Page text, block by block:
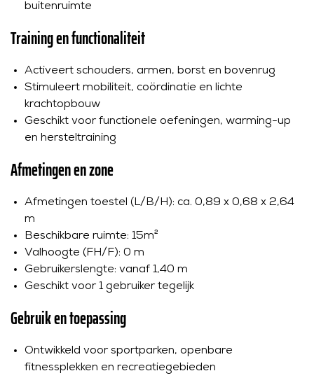
buitenruimte
Training en functionaliteit
Activeert schouders, armen, borst en bovenrug
Stimuleert mobiliteit, coördinatie en lichte
krachtopbouw
Geschikt voor functionele oefeningen, warming-up
en hersteltraining
Afmetingen en zone
Afmetingen toestel (L/B/H): ca. 0,89 x 0,68 x 2,64
m
Beschikbare ruimte: 15m²
Valhoogte (FH/F): 0 m
Gebruikerslengte: vanaf 1,40 m
Geschikt voor 1 gebruiker tegelijk
Gebruik en toepassing
Ontwikkeld voor sportparken, openbare
fitnessplekken en recreatiegebieden